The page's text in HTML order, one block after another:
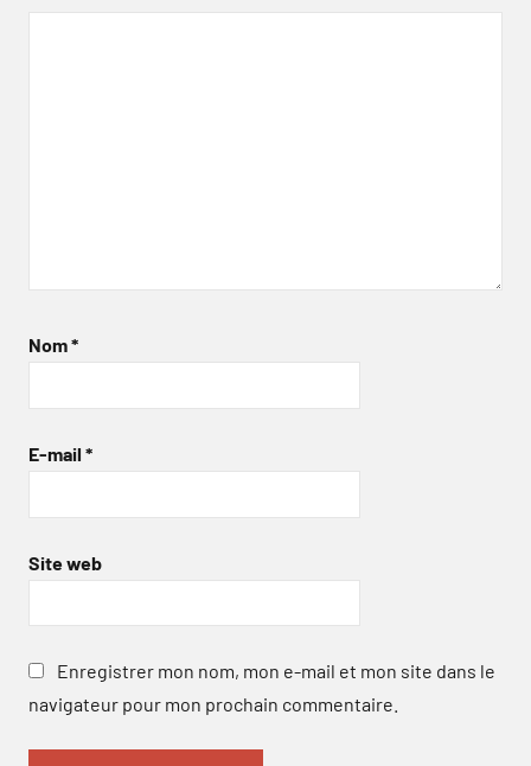
Nom*
E-mail *
Site web
Enregistrer mon nom, mon e-mail et mon site dans le
navigateur pour mon prochain commentaire.